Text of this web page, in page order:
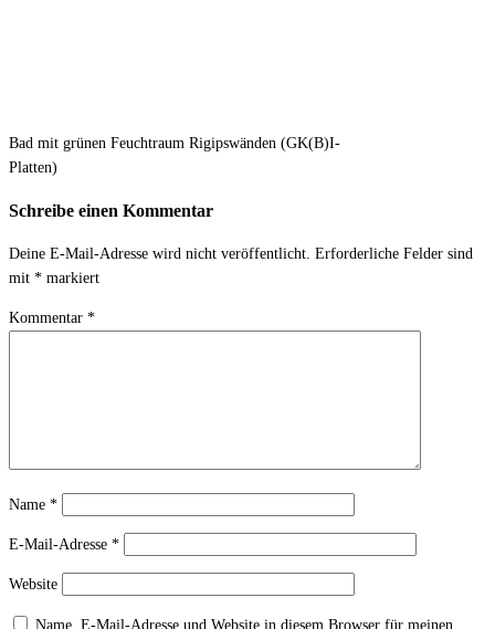
Bad mit grünen Feuchtraum Rigipswänden (GK(B)I-
Platten)
Schreibe einen Kommentar
Deine E-Mail-Adresse wird nicht veröffentlicht. Erforderliche Felder sind
mit * markiert
Kommentar *
Name *
E-Mail-Adresse *
Website
Name, E-Mail-Adresse und Website in diesem Browser für meinen